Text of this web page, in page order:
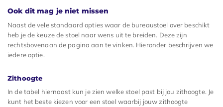
Ook dit mag je niet missen
Naast de vele standaard opties waar de bureaustoel over beschikt
heb je de keuze de stoel naar wens uit te breiden. Deze zijn
rechtsbovenaan de pagina aan te vinken. Hieronder beschrijven we
iedere optie.
Zithoogte
In de tabel hiernaast kun je zien welke stoel past bij jou zithoogte. Je
kunt het beste kiezen voor een stoel waarbij jouw zithoogte